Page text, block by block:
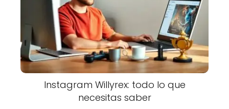
Instagram Willyrex: todo lo que
necesitas saber